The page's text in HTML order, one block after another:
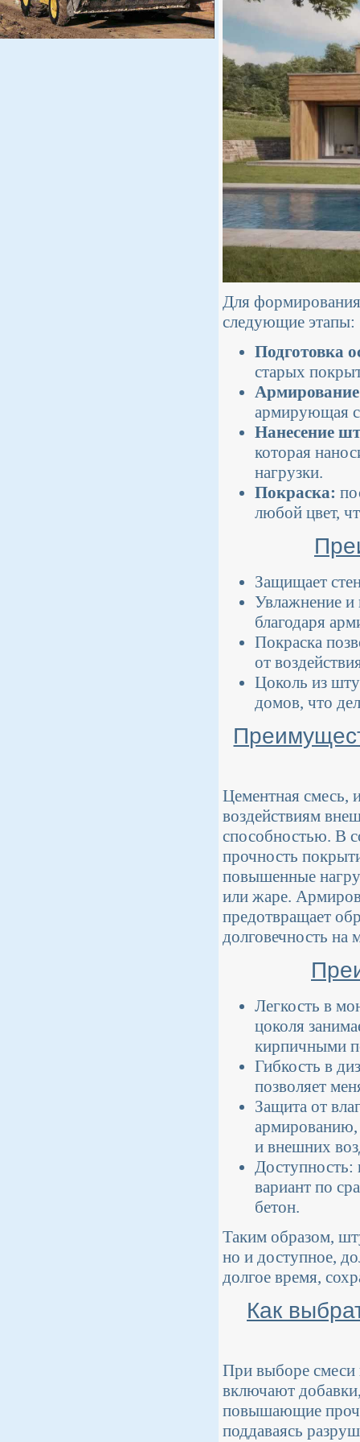
Для
следующие этапы:
Подготовка
старых
армирующая
Нанесение
которая
нагрузки.
Покраска:
любой цвет,
Защищает
Увлажнение и
благодаря
Покраска
от
Цоколь из
домов, что
Цементная смесь,
воздействиям
способностью. В
прочность
повышенные
или жаре.
предотвращает
долговечность на
Легкость в
цоколя
кирпичными
Гибкость в
позволяет
Защита от
армированию,
и внешних
Доступность:
вариант по
бетон.
Таким образом,
но и доступное,
долгое время,
Как
При выборе смеси
включают
повышающие
поддаваясь